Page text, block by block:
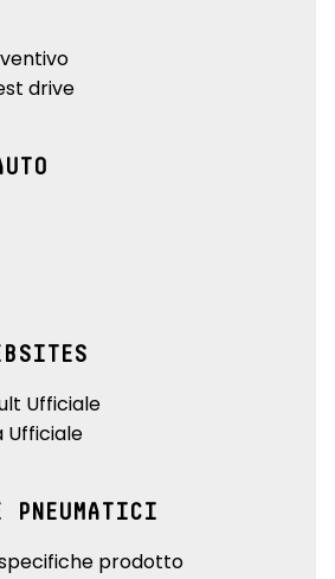
drive
Ufficiale
Ufficiale
PNEUMATICI
prodotto